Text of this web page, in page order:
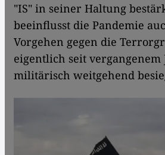
"IS" in seiner Haltung
beeinflusst die Pandemie
Vorgehen gegen die
eigentlich seit vergangenem
militärisch weitgehend